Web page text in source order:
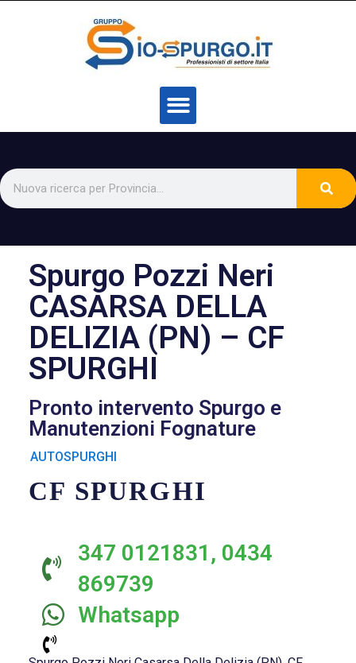
Spurgo Pozzi Neri
CASARSA DELLA
DELIZIA (PN) – CF
SPURGHI
Pronto intervento Spurgo e
Manutenzioni Fognature
AUTOSPURGHI
CF SPURGHI
347 0121831, 0434
869739
Whatsapp